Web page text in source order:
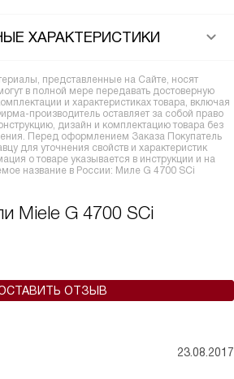
ХАРАКТЕРИСТИКИ
представленные на Сайте, носят
в полной мере передавать достоверную
и характеристиках товара, включая
производитель оставляет за собой право
дизайн и комплектацию товара без
Перед оформлением Заказа Покупатель
для уточнения свойств и характеристик
о товаре указывается в инструкции и на
название в России: Миле G 4700 SCi
Miele G 4700 SCi
ОТЗЫВ
23.08.2017